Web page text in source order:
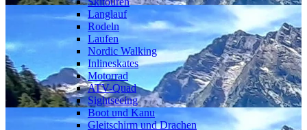
Langlauf
Rodeln
Laufen
Nordic Walking
Inlineskates
Motorrad
ATV-Quad
Sightseeing
Boot und Kanu
Gleitschirm und Drachen